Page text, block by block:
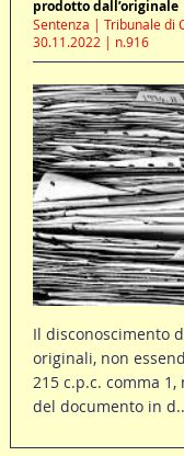
prodotto dall’originale
Sentenza | Tribunale di
30.11.2022 | n.916
Il disconoscimento
originali, non
215 c.p.c. comma
del documento in